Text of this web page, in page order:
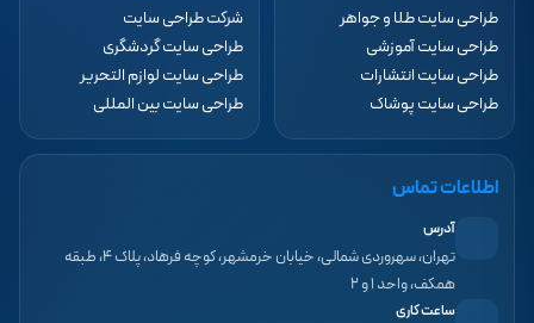
طراحی سایت طلا و جواهر
طراحی سایت آموزشی
طراحی سایت انتشارات
طراحی سایت پوشاک
شرکت طراحی سایت
طراحی سایت گردشگری
طراحی سایت لوازم التحریر
طراحی سایت بین المللی
اطلاعات تماس
آدرس
تهران، سهروردی شمالی، خیابان خرمشهر، کوچه فرهاد، پلاک ۴، طبقه
همکف، واحد ۱ و ۲
ساعت کاری